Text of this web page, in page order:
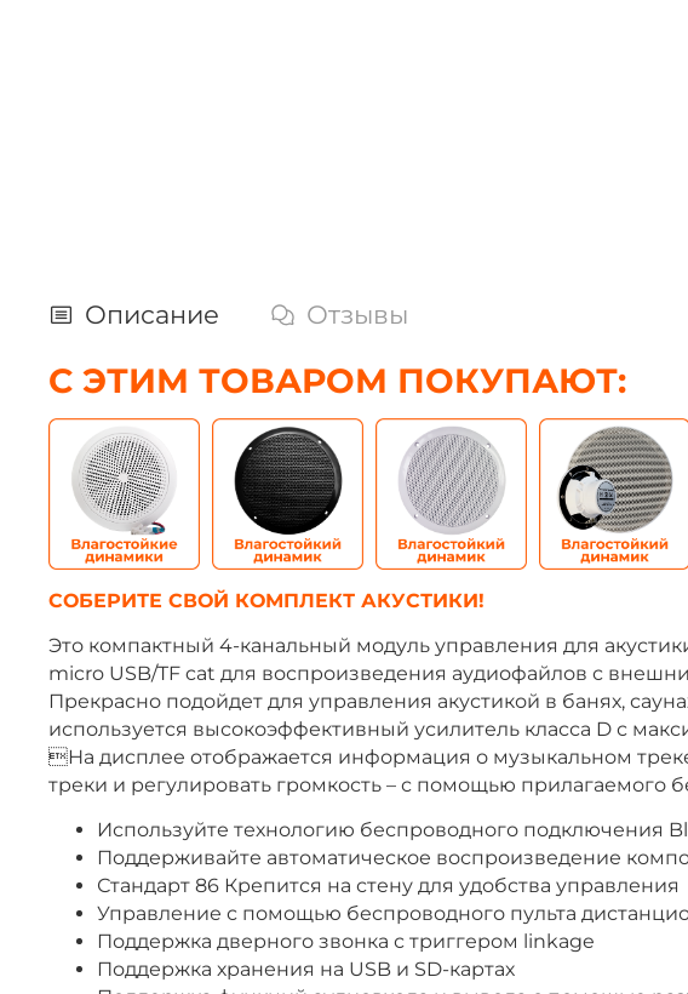
Описание Отзывы
С ЭТИМ ТОВАРОМ ПОКУПАЮТ:
СОБЕРИТЕ СВОЙ КОМПЛЕКТ АКУСТИКИ!
Это компактный 4-канальный модуль управления для
micro USB/TF cat для воспроизведения аудиофайлов с
Прекрасно подойдет для управления акустикой в банях,
используется высокоэффективный усилитель класса D с
На дисплее отображается информация о музыкальном
треки и регулировать громкость – с помощью прилагаемого
Используйте технологию беспроводного подключения
Поддерживайте автоматическое воспроизведение
Стандарт 86 Крепится на стену для удобства управления
Управление с помощью беспроводного пульта
Поддержка дверного звонка с триггером linkage
Поддержка хранения на USB и SD-картах